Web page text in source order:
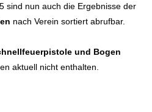
sind nun auch die Ergebnisse der
nach Verein sortiert abrufbar.
und Bogen
aktuell nicht enthalten.